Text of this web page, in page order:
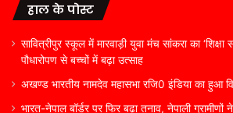
हाल के पोस्ट
सावित्रीपुर स्कूल में मारवाड़ी युवा मंच सांकरा का
पौधारोपण से बच्चों में बढ़ा उत्साह
अखण्ड भारतीय नामदेव महासभा रजि0 इंडिया का हुआ
भारत-नेपाल बॉर्डर पर फिर बढ़ा तनाव, नेपाली ग्रामीणों